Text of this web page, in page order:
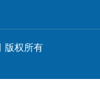
版权所有